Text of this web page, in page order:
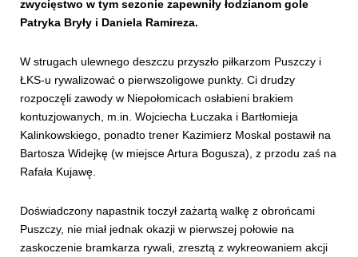
zwycięstwo w tym sezonie zapewniły łodzianom gole
Patryka Bryły i Daniela Ramireza.
W strugach ulewnego deszczu przyszło piłkarzom Puszczy i
ŁKS-u rywalizować o pierwszoligowe punkty. Ci drudzy
rozpoczęli zawody w Niepołomicach osłabieni brakiem
kontuzjowanych, m.in. Wojciecha Łuczaka i Bartłomieja
Kalinkowskiego, ponadto trener Kazimierz Moskal postawił na
Bartosza Widejkę (w miejsce Artura Bogusza), z przodu zaś na
Rafała Kujawę.
Doświadczony napastnik toczył zażartą walkę z obrońcami
Puszczy, nie miał jednak okazji w pierwszej połowie na
zaskoczenie bramkarza rywali, zresztą z wykreowaniem akcji